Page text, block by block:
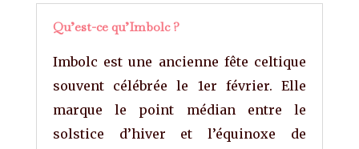
Qu’est-ce qu’Imbolc ?
Imbolc est une ancienne fête celtique
souvent célébrée le 1er février.
Elle
marque le point médian entre le
solstice d’hiver et l’équinoxe de